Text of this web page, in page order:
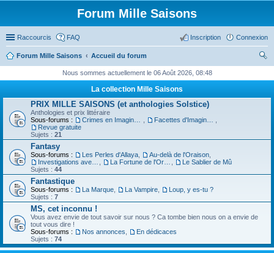
Forum Mille Saisons
Raccourcis FAQ Connexion
Inscription
Forum Mille Saisons
Accueil du forum
ch
Nous sommes actuellement le 06 Août 2026, 08:48
La collection Mille Saisons
PRIX MILLE SAISONS (et anthologies Solstice)
Anthologies et prix littéraire
Sous-forums :
Revue gratuite
Sujets : 21
Fantasy
Sous-forums : Les Perles d'Allaya Au-delà de l'Oraison
Le Sablier de Mû
Sujets : 44
Fantastique
Sous-forums : La Marque La Vampire
Loup, y es-tu ?
Sujets : 7
MS, cet inconnu !
Vous avez envie de tout savoir sur nous ? Ca tombe bien nous on a envie de
tout vous dire !
Sous-forums :
Nos annonces
En dédicaces
Sujets : 74